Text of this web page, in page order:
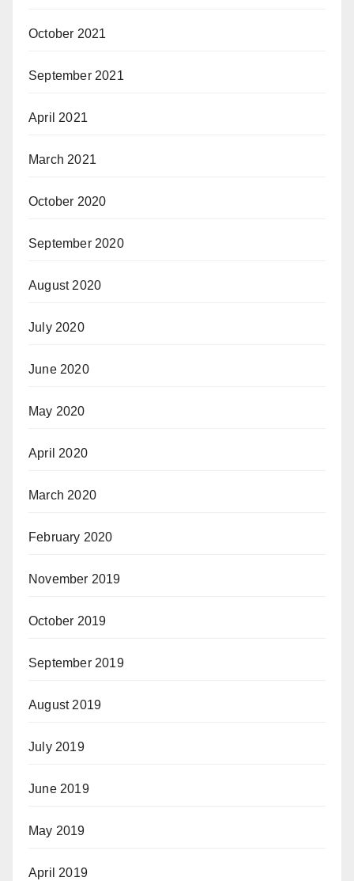
October 2021
September 2021
April 2021
March 2021
October 2020
September 2020
August 2020
July 2020
June 2020
May 2020
April 2020
March 2020
February 2020
November 2019
October 2019
September 2019
August 2019
July 2019
June 2019
May 2019
April 2019